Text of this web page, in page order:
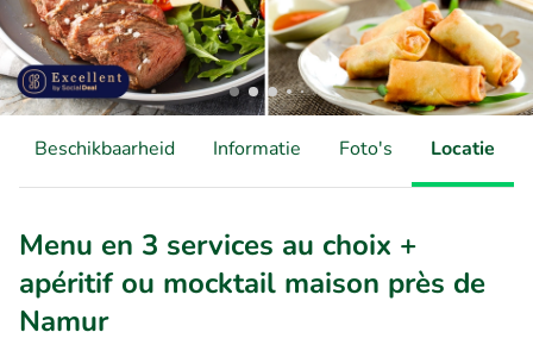
Beschikbaarheid Informatie Foto's Locatie
Menu en 3 services au choix +
apéritif ou mocktail maison près de
Namur